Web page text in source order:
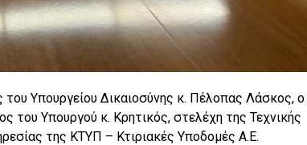
Υπουργείου Δικαιοσύνης κ. Πέλοπας Λάσκος, ο
του Υπουργού κ. Κρητικός, στελέχη της Τεχνικής
της ΚΤΥΠ – Κτιριακές Υποδομές Α.Ε.